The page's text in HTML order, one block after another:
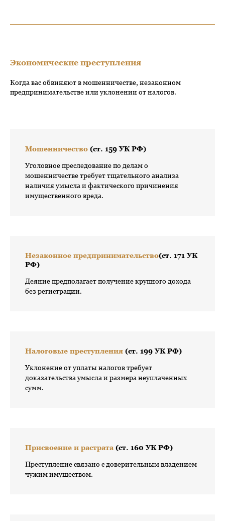
Экономические преступления
Когда вас обвиняют в мошенничестве, незаконном
предпринимательстве или уклонении от налогов.
Мошенничество (ст. 159 УК РФ)
Уголовное преследование по делам о
мошенничестве требует тщательного анализа
наличия умысла и фактического причинения
имущественного вреда.
Незаконное предпринимательство(ст. 171 УК
РФ)
Деяние предполагает получение крупного дохода
без регистрации.
Налоговые преступления (ст. 199 УК РФ)
Уклонение от уплаты налогов требует
доказательства умысла и размера неуплаченных
сумм.
Присвоение и растрата (ст. 160 УК РФ)
Преступление связано с доверительным владением
чужим имуществом.